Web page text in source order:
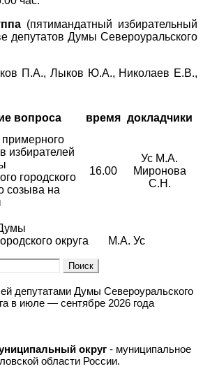
(пятимандатный избирательный
депутатов Думы Североуральского
П.А., Лыков Ю.А., Николаев Е.В.,
вопроса время докладчики
избирателей
городского
созыва на
16.00
Ус М.А.
Миронова
С.Н.
округа М.А. Ус
депутатами Думы Североуральского
в июле — сентябре 2026 года
округ - муниципальное
области России.